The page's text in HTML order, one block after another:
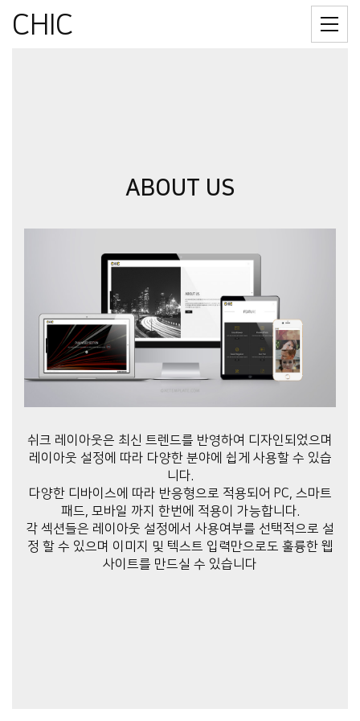
CHIC
ABOUT US
쉬크 레이아웃은 최신 트렌드를 반영하여 디자인되었으며
레이아웃 설정에 따라 다양한 분야에 쉽게 사용할 수 있습
니다.
다양한 디바이스에 따라 반응형으로 적용되어 PC, 스마트
패드, 모바일 까지 한번에 적용이 가능합니다.
각 섹션들은 레이아웃 설정에서 사용여부를 선택적으로 설
정 할 수 있으며 이미지 및 텍스트 입력만으로도 훌륭한 웹
사이트를 만드실 수 있습니다